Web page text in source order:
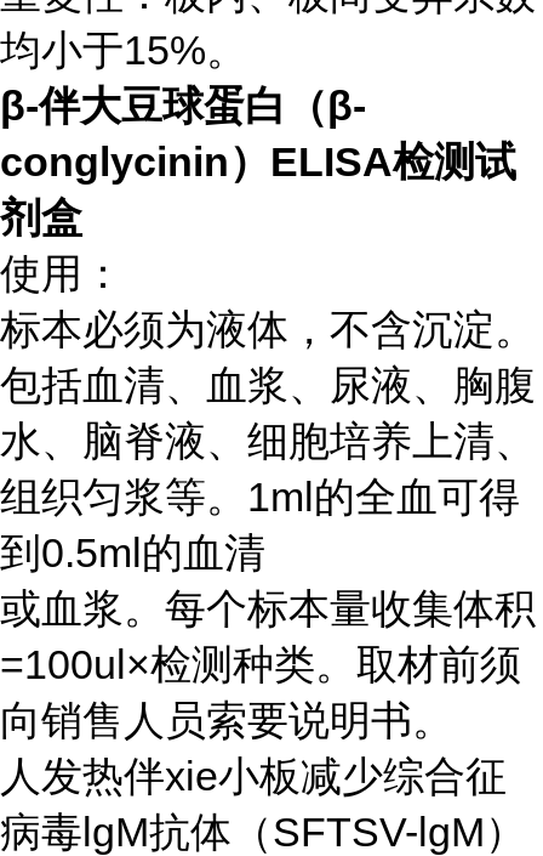
均小于15%。
β-伴大豆球蛋白（β-
conglycinin）ELISA检测试
剂盒
使用：
标本必须为液体，不含沉淀。
包括血清、血浆、尿液、胸腹
水、脑脊液、细胞培养上清、
组织匀浆等。1ml的全血可得
到0.5ml的血清
或血浆。每个标本量收集体积
=100ul×检测种类。取材前须
向销售人员索要说明书。
人发热伴xie小板减少综合征
病毒lgM抗体（SFTSV-lgM）